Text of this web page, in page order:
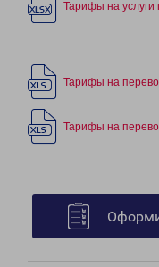
Тарифы на услуги
Тарифы на
Тарифы на